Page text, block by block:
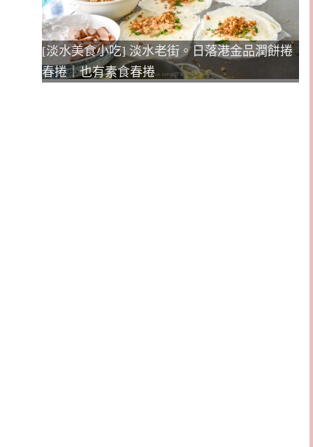
[淡水美食小吃] 淡水老街。日落港金品潤餅捲
春捲｜也有素食春捲